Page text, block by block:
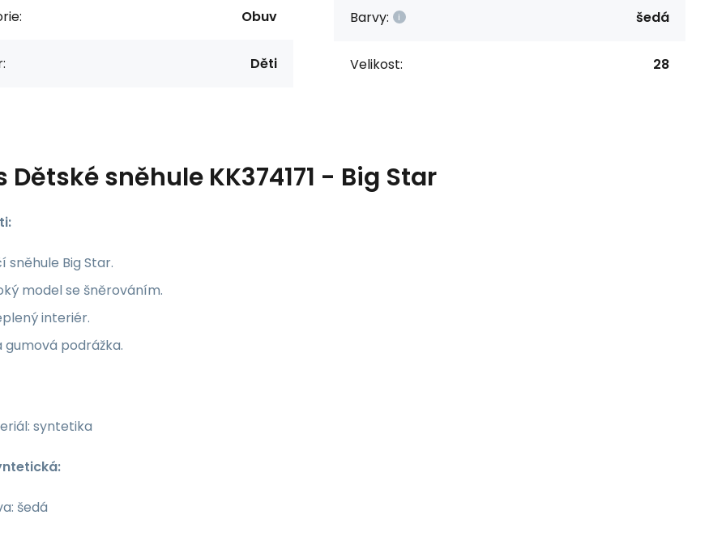
Obuv
Děti
Barvy: šedá
Velikost: 28
Dětské sněhule KK374171 - Big Star
sněhule Big Star.
model se šněrováním.
interiér.
gumová podrážka.
syntetika
šedá